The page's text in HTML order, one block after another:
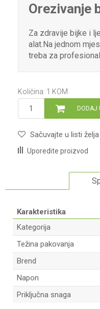
Orezivanje
Za zdravije bijke i
alat.Na jednom
treba za
Količina: 1 KOM
DODAJ
Sačuvajte u listi želja
Uporedite proizvod
Karakteristika
Kategorija
Težina pakovanja
Brend
Napon
Priključna snaga